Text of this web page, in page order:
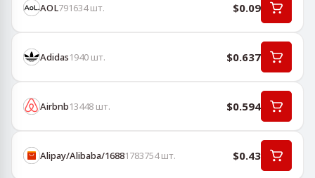
AOL791634шт. $0.09
Adidas1940 шт. $0.637
Airbnb13448 шт. $0.594
Alipay/Alibaba/16881783754шт. $0.43